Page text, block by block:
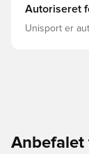
Autoriseret
Unisport er
Anbefalet